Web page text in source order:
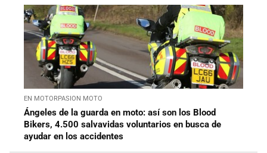
EN MOTORPASION MOTO
Ángeles de la guarda en moto: así son los Blood
Bikers, 4.500 salvavidas voluntarios en busca de
ayudar en los accidentes